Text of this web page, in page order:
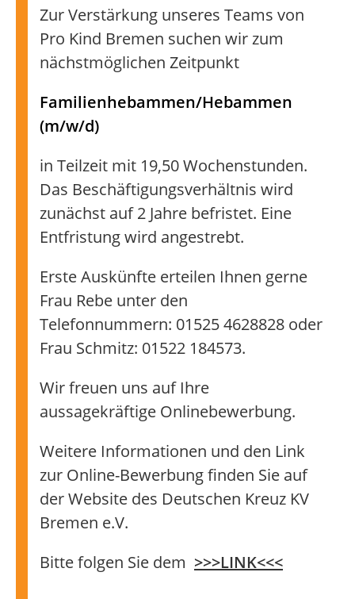
Zur Verstärkung unseres Teams von
Pro Kind Bremen suchen wir zum
nächstmöglichen Zeitpunkt
Familienhebammen/Hebammen
(m/w/d)
in Teilzeit mit 19,50 Wochenstunden.
Das Beschäftigungsverhältnis wird
zunächst auf 2 Jahre befristet. Eine
Entfristung wird angestrebt.
Erste Auskünfte erteilen Ihnen gerne
Frau Rebe unter den
Telefonnummern: 01525 4628828 oder
Frau Schmitz: 01522 184573.
Wir freuen uns auf Ihre
aussagekräftige Onlinebewerbung.
Weitere Informationen und den Link
zur Online-Bewerbung finden Sie auf
der Website des Deutschen Kreuz KV
Bremen e.V.
Bitte folgen Sie dem >>>LINK<<<